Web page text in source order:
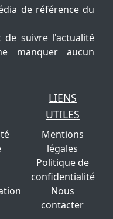
de référence du
de suivre l'actualité
manquer aucun
LIENS
UTILES
Mentions
légales
Politique de
confidentialité
Nous
contacter